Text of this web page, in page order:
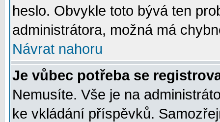
heslo. Obvykle toto bývá ten
administrátora, možná má
Návrat nahoru
Je vůbec potřeba se
Nemusíte. Vše je na
ke vkládání příspěvků.